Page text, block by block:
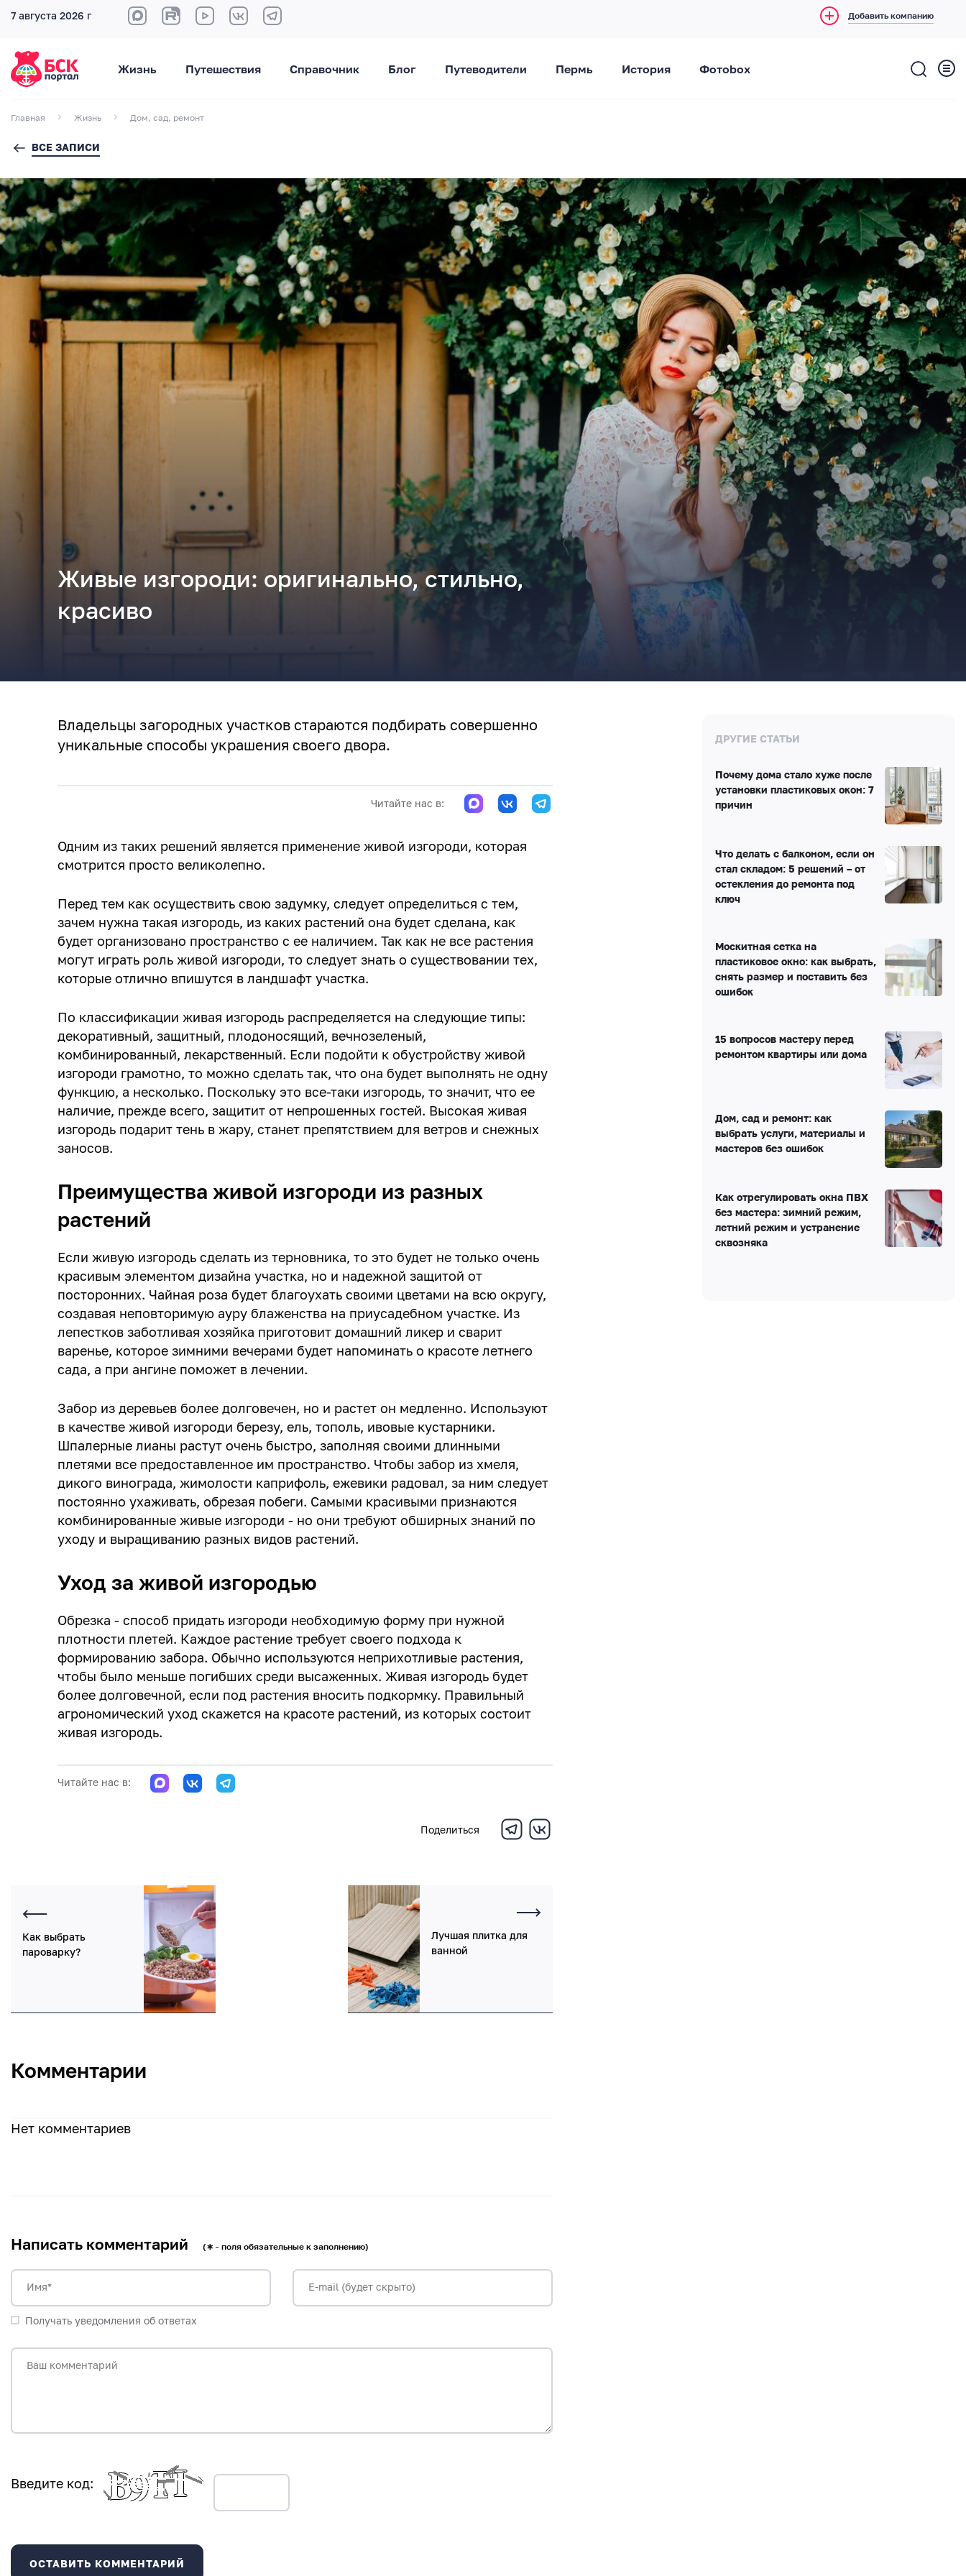
7 августа 2026 г Добавить компанию
Жизнь Путешествия Справочник Блог Путеводители Пермь История Фотоbox
Главная Жизнь Дом, сад, ремонт
ВСЕ ЗАПИСИ
Живые изгороди: оригинально, стильно,
красиво
Владельцы загородных участков стараются подбирать совершенно
уникальные способы украшения своего двора.
Читайте нас в:
Одним из таких решений является применение живой изгороди, которая
смотрится просто великолепно.
Перед тем как осуществить свою задумку, следует определиться с тем,
зачем нужна такая изгородь, из каких растений она будет сделана, как
будет организовано пространство с ее наличием. Так как не все растения
могут играть роль живой изгороди, то следует знать о существовании тех,
которые отлично впишутся в ландшафт участка.
По классификации живая изгородь распределяется на следующие типы:
декоративный, защитный, плодоносящий, вечнозеленый,
комбинированный, лекарственный. Если подойти к обустройству живой
изгороди грамотно, то можно сделать так, что она будет выполнять не одну
функцию, а несколько. Поскольку это все-таки изгородь, то значит, что ее
наличие, прежде всего, защитит от непрошенных гостей. Высокая живая
изгородь подарит тень в жару, станет препятствием для ветров и снежных
заносов.
Преимущества живой изгороди из разных
растений
Если живую изгородь сделать из терновника, то это будет не только очень
красивым элементом дизайна участка, но и надежной защитой от
посторонних. Чайная роза будет благоухать своими цветами на всю округу,
создавая неповторимую ауру блаженства на приусадебном участке. Из
лепестков заботливая хозяйка приготовит домашний ликер и сварит
варенье, которое зимними вечерами будет напоминать о красоте летнего
сада, а при ангине поможет в лечении.
Забор из деревьев более долговечен, но и растет он медленно. Используют
в качестве живой изгороди березу, ель, тополь, ивовые кустарники.
Шпалерные лианы растут очень быстро, заполняя своими длинными
плетями все предоставленное им пространство. Чтобы забор из хмеля,
дикого винограда, жимолости каприфоль, ежевики радовал, за ним следует
постоянно ухаживать, обрезая побеги. Самыми красивыми признаются
комбинированные живые изгороди - но они требуют обширных знаний по
уходу и выращиванию разных видов растений.
Уход за живой изгородью
Обрезка - способ придать изгороди необходимую форму при нужной
плотности плетей. Каждое растение требует своего подхода к
формированию забора. Обычно используются неприхотливые растения,
чтобы было меньше погибших среди высаженных. Живая изгородь будет
более долговечной, если под растения вносить подкормку. Правильный
агрономический уход скажется на красоте растений, из которых состоит
живая изгородь.
Читайте нас в:
Поделиться
Как выбрать
пароварку?
Лучшая плитка для
ванной
Комментарии
Нет комментариев
Написать комментарий (∗ - поля обязательные к заполнению)
Имя* E-mail (будет скрыто)
Получать уведомления об ответах
Ваш комментарий
Введите код:
ДРУГИЕ СТАТЬИ
Почему дома стало хуже после
установки пластиковых окон: 7
причин
Что делать с балконом, если он
стал складом: 5 решений – от
остекления до ремонта под
ключ
Москитная сетка на
пластиковое окно: как выбрать,
снять размер и поставить без
ошибок
15 вопросов мастеру перед
ремонтом квартиры или дома
Дом, сад и ремонт: как
выбрать услуги, материалы и
мастеров без ошибок
Как отрегулировать окна ПВХ
без мастера: зимний режим,
летний режим и устранение
сквозняка